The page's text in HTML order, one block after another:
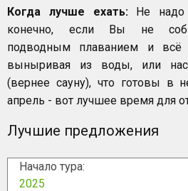
Когда лучше ехать:Не надо
конечно, если Вы не
подводным плаванием и всё
выныривая из воды, или
(вернее сауну), что готовы в
апрель - вот лучшее время для
Лучшие предложения
Начало тура:
2025